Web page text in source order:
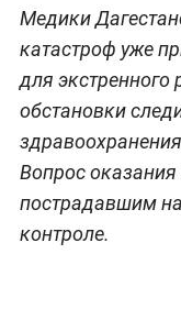
Медики
катастроф уже
для экстренного
обстановки
Вопрос
пострадавшим
контроле.